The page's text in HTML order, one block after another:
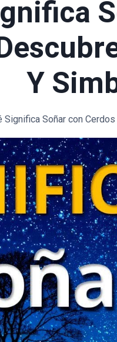
Y
Significa Soñar con